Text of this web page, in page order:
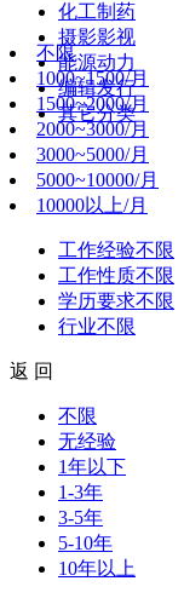
化工制药
摄影影视
能源动力
编辑发行
其它分类
不限
1000~1500/月
1500~2000/月
2000~3000/月
3000~5000/月
5000~10000/月
10000以上/月
工作经验不限
工作性质不限
学历要求不限
行业不限
返 回
不限
无经验
1年以下
1-3年
3-5年
5-10年
10年以上